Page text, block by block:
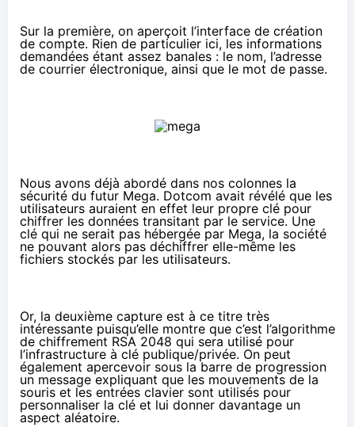
Sur la première, on aperçoit l’interface de création
de compte. Rien de particulier ici, les informations
demandées étant assez banales : le nom, l’adresse
de courrier électronique, ainsi que le mot de passe.
Nous avons déjà abordé dans nos colonnes la
sécurité du futur Mega. Dotcom avait révélé que les
utilisateurs auraient en effet leur propre clé pour
chiffrer les données transitant par le service. Une
clé qui ne serait pas hébergée par Mega, la société
ne pouvant alors pas déchiffrer elle-même les
fichiers stockés par les utilisateurs.
Or, la deuxième capture est à ce titre très
intéressante puisqu’elle montre que c’est l’algorithme
de chiffrement RSA 2048 qui sera utilisé pour
l’infrastructure à clé publique/privée. On peut
également apercevoir sous la barre de progression
un message expliquant que les mouvements de la
souris et les entrées clavier sont utilisés pour
personnaliser la clé et lui donner davantage un
aspect aléatoire.